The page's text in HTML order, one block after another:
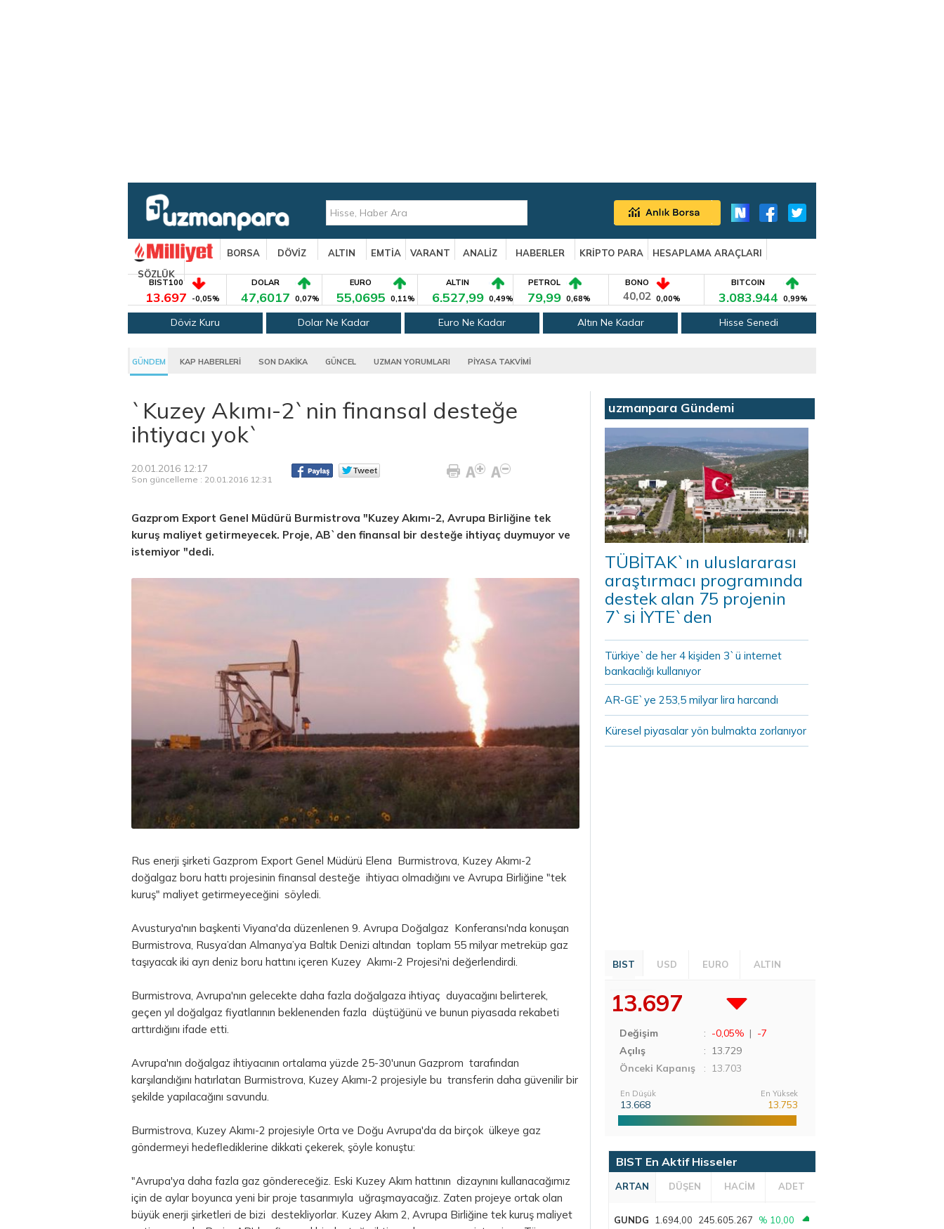
BORSA DÖVİZ ALTIN EMTİA VARANT ANALİZ HABERLER KRİPTO PARA
HESAPLAMA ARAÇLARI
SÖZLÜK
BIST100
13.697 -0,05%
DOLAR
47,6017 0,07%
EURO
55,0695 0,11%
ALTIN
6.527,99 0,49%
PETROL
79,99 0,68%
BONO
40,02 0,00%
BITCOIN
3.083.944 0,99%
Döviz Kuru Dolar Ne Kadar Euro Ne Kadar Altın Ne Kadar Hisse Senedi
GÜNDEM KAP HABERLERİ SON DAKİKA GÜNCEL UZMAN YORUMLARI PİYASA TAKVİMİ
`Kuzey Akımı-2`nin finansal desteğe
ihtiyacı yok`
20.01.2016 12:17
Son güncelleme : 20.01.2016 12:31
Gazprom Export Genel Müdürü Burmistrova "Kuzey Akımı-2, Avrupa Birliğine tek
kuruş maliyet getirmeyecek. Proje, AB`den finansal bir desteğe ihtiyaç duymuyor ve
istemiyor "dedi.
Rus enerji şirketi Gazprom Export Genel Müdürü Elena Burmistrova, Kuzey Akımı-2
doğalgaz boru hattı projesinin finansal desteğe ihtiyacı olmadığını ve Avrupa Birliğine "tek
kuruş" maliyet getirmeyeceğini söyledi.
Avusturya'nın başkenti Viyana'da düzenlenen 9. Avrupa Doğalgaz Konferansı'nda konuşan
Burmistrova, Rusya’dan Almanya’ya Baltık Denizi altından toplam 55 milyar metreküp gaz
taşıyacak iki ayrı deniz boru hattını içeren Kuzey Akımı-2 Projesi'ni değerlendirdi.
Burmistrova, Avrupa'nın gelecekte daha fazla doğalgaza ihtiyaç duyacağını belirterek,
geçen yıl doğalgaz fiyatlarının beklenenden fazla düştüğünü ve bunun piyasada rekabeti
arttırdığını ifade etti.
Avrupa'nın doğalgaz ihtiyacının ortalama yüzde 25-30'unun Gazprom tarafından
karşılandığını hatırlatan Burmistrova, Kuzey Akımı-2 projesiyle bu transferin daha güvenilir bir
şekilde yapılacağını savundu.
Burmistrova, Kuzey Akımı-2 projesiyle Orta ve Doğu Avrupa'da da birçok ülkeye gaz
göndermeyi hedeflediklerine dikkati çekerek, şöyle konuştu:
"Avrupa'ya daha fazla gaz göndereceğiz. Eski Kuzey Akım hattının dizaynını kullanacağımız
için de aylar boyunca yeni bir proje tasarımıyla uğraşmayacağız. Zaten projeye ortak olan
büyük enerji şirketleri de bizi destekliyorlar. Kuzey Akım 2, Avrupa Birliğine tek kuruş maliyet
uzmanpara Gündemi
TÜBİTAK`ın uluslararası
araştırmacı programında
destek alan 75 projenin
7`si İYTE`den
Türkiye`de her 4 kişiden 3`ü internet
bankacılığı kullanıyor
AR-GE`ye 253,5 milyar lira harcandı
Küresel piyasalar yön bulmakta zorlanıyor
BIST USD EURO ALTIN
13.697
Değişim : -0,05% | -7
Açılış
: 13.729
Önceki Kapanış
: 13.703
En Düşük
13.668
En Yüksek
13.753
BIST En Aktif Hisseler
ARTAN DÜŞEN HACİM ADET
GUNDG 1.694,00 245.605.267 % 10,00